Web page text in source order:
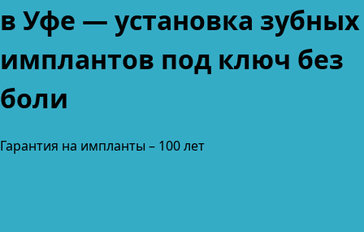
в Уфе — установка зубных
имплантов под ключ без
боли
Гарантия на импланты – 100 лет